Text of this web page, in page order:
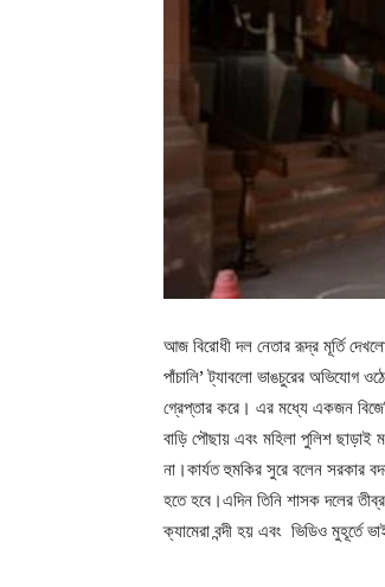
আজ বিরোধী দল নেতার রূদ্র মূর্তি
পাঁচালি’ ট্যাবলো ভাঙচুরের অভিযোগ
গ্রেপ্তার করে। এর মধ্যে একজন
বাড়ি পৌছায় এবং মহিলা পুলিশ
না।কার্যত হুমকির সুরে বলেন সরকার
হতে হবে।এদিন তিনি শাসক দলের
ক্যামেরা বন্দী হয় এবং ভিডিও মুহূর্তে